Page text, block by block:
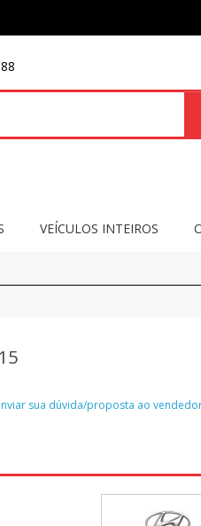
VEÍCULOS INTEIROS
sua dúvida/proposta ao